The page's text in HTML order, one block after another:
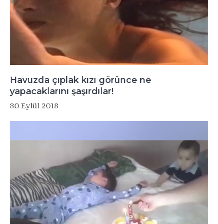
Havuzda çıplak kızı görünce ne
yapacaklarını şaşırdılar!
30 Eylül 2018